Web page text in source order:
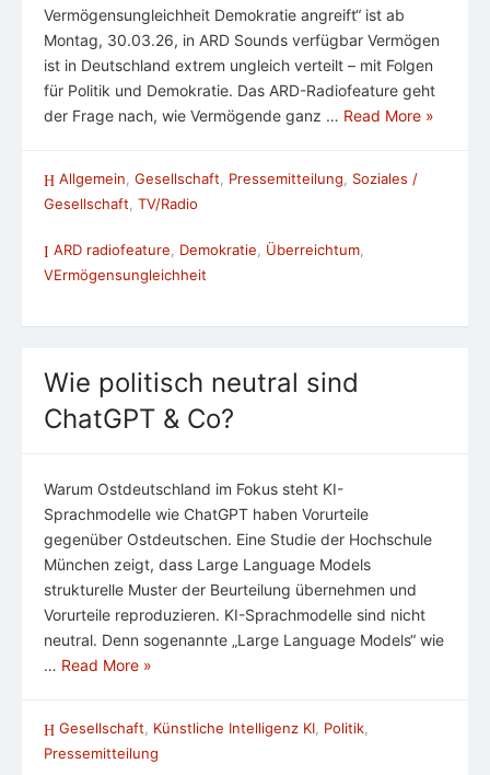
Vermögensungleichheit Demokratie angreift“ ist ab
Montag, 30.03.26, in ARD Sounds verfügbar Vermögen
ist in Deutschland extrem ungleich verteilt – mit Folgen
für Politik und Demokratie. Das ARD-Radiofeature geht
der Frage nach, wie Vermögende ganz … Read More »
Allgemein Gesellschaft Pressemitteilung
Soziales /
Gesellschaft TV/Radio
ARD radiofeature Demokratie Überreichtum
VErmögensungleichheit
Wie politisch neutral sind
ChatGPT & Co?
Warum Ostdeutschland im Fokus steht KI-
Sprachmodelle wie ChatGPT haben Vorurteile
gegenüber Ostdeutschen. Eine Studie der Hochschule
München zeigt, dass Large Language Models
strukturelle Muster der Beurteilung übernehmen und
Vorurteile reproduzieren. KI-Sprachmodelle sind nicht
neutral. Denn sogenannte „Large Language Models“ wie
… Read More »
Gesellschaft Künstliche Intelligenz KI Politik
Pressemitteilung